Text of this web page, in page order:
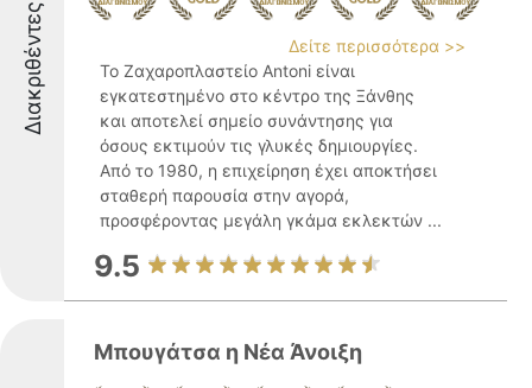
Διακριθέντες
Δείτε περισσότερα >>
Το Ζαχαροπλαστείο Antoni είναι
εγκατεστημένο στο κέντρο της Ξάνθης
και αποτελεί σημείο συνάντησης για
όσους εκτιμούν τις γλυκές δημιουργίες.
Από το 1980, η επιχείρηση έχει αποκτήσει
σταθερή παρουσία στην αγορά,
προσφέροντας μεγάλη γκάμα εκλεκτών ...
9.5
Μπουγάτσα η Νέα Άνοιξη